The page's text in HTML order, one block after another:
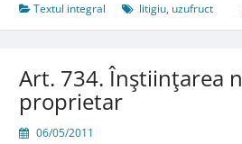
Textul integral litigiu, uzufruct
Art. 734. Înştiinţarea
proprietar
06/05/2011